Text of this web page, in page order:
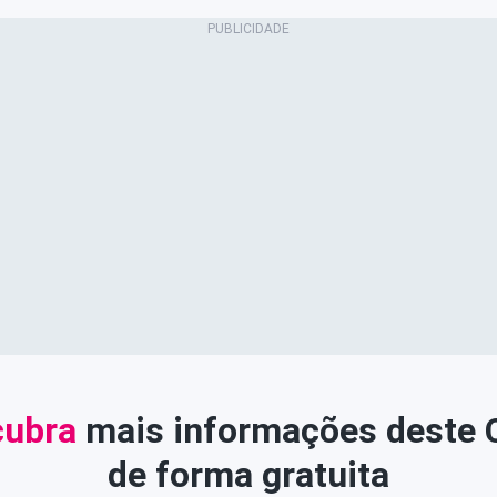
mais informações deste
de forma gratuita